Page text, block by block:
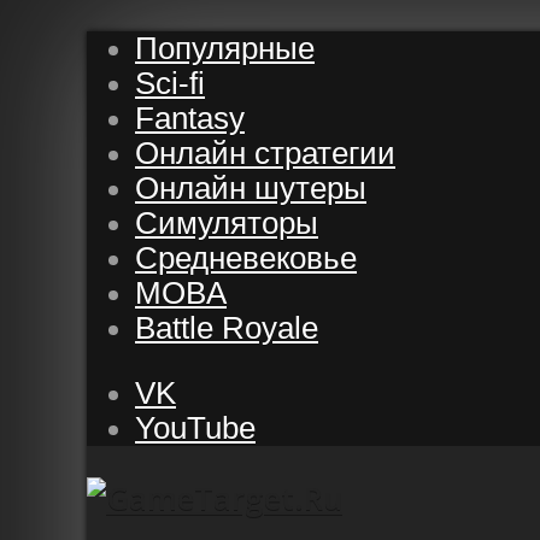
Популярные
Sci-fi
Fantasy
Онлайн стратегии
Онлайн шутеры
Симуляторы
Средневековье
MOBA
Battle Royale
VK
YouTube